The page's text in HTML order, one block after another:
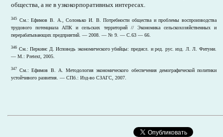
общества, а не в узкокорпоративных интересах.
345 См.: Ефимов В. А., Солонько И. В. Потребности общества и проблемы воспроизводства
трудового потенциала АПК и сельских территорий // Экономика сельскохозяйственных и
перерабатывающих предприятий. — 2008. — № 9. — С.63 — 66.
346 См.: Перкинс Д. Исповедь экономического убийцы: предисл. и ред. рус. изд. Л. Л. Фитуни.
— М.: Pretext, 2005.
347 См.: Ефимов В. А. Методология экономического обеспечения демографической политики
устойчивого развития. — СПб.: Изд-во СЗАГС, 2007.